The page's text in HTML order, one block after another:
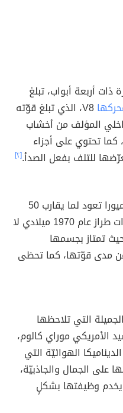
أربعة أبواب، تبلغ
V8، الذي تبلغ قوّته
المؤلف من أخشاب
تحتوي على أجزاء
للتلف بفعل الصدأ.[٢]
على الرغم أن سيارة لامبورغيني ميورا تعود لما يقارب 50
عاماً مضت، إلا أنّ هذه السيارة ذات طراز عام 1970 ميلادي لا
تمتاز بجسمها
مدى قوّتها، كما تحظى
الجميلة التي تلاحظها
الأمريكي موراي كالوم،
الهوائيّة التي
على الجمال والجاذبيّة،
وظيفتها بشكلٍ